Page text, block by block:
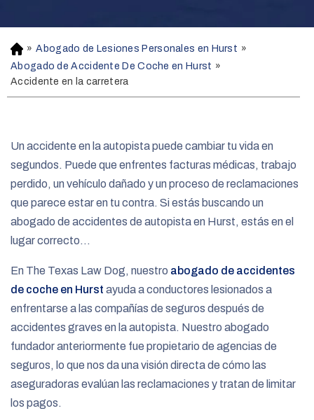
H
o
m
e
» Abogado de Lesiones Personales en Hurst »
Abogado de Accidente De Coche en Hurst »
Accidente en la carretera
Un accidente en la autopista puede cambiar tu vida en
segundos. Puede que enfrentes facturas médicas, trabajo
perdido, un vehículo dañado y un proceso de reclamaciones
que parece estar en tu contra. Si estás buscando un
abogado de accidentes de autopista en Hurst, estás en el
lugar correcto…
En The Texas Law Dog, nuestro abogado de accidentes
de coche en Hurst ayuda a conductores lesionados a
enfrentarse a las compañías de seguros después de
accidentes graves en la autopista. Nuestro abogado
fundador anteriormente fue propietario de agencias de
seguros, lo que nos da una visión directa de cómo las
aseguradoras evalúan las reclamaciones y tratan de limitar
los pagos.